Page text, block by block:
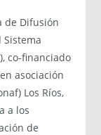
de Difusión
Sistema
co-financiado
asociación
Los Ríos,
a los
de